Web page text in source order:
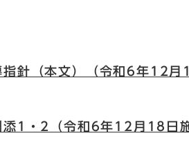
針（本文）（令和6年12月
添1・2（令和6年12月18日